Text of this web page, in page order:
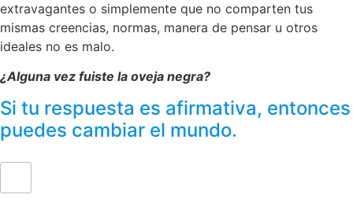
extravagantes o simplemente que no comparten tus
mismas creencias, normas, manera de pensar u otros
ideales no es malo.
¿Alguna vez fuiste la oveja negra?
Si tu respuesta es afirmativa, entonces
puedes cambiar el mundo.